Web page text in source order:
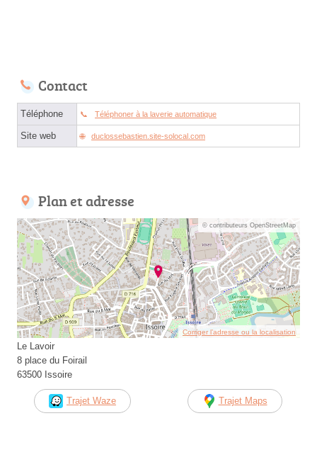
Contact
Téléphone Téléphoner à la laverie automatique
Site web duclossebastien.site-solocal.com
Plan et adresse
© contributeurs OpenStreetMap
Corriger l’adresse ou la localisation
Le Lavoir
8 place du Foirail
63500 Issoire
Trajet Waze Trajet Maps